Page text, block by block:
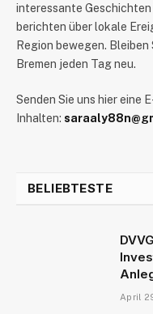
interessante Geschichten
berichten über lokale
Region bewegen.
Bremen jeden Tag neu.
Senden Sie uns hier eine
Inhalten:
BELIEBTESTE
April